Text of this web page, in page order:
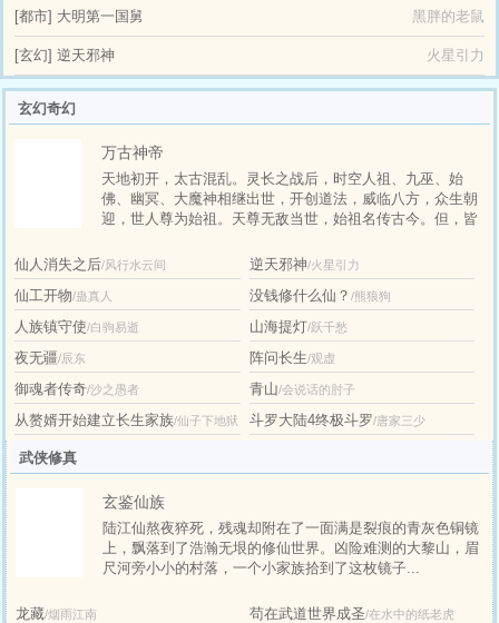
[都市] 大明第一国舅 黑胖的老鼠
[玄幻] 逆天邪神 火星引力
玄幻奇幻
万古神帝
天地初开，太古混乱。灵长之战后，时空人祖、九巫、始
佛、幽冥、大魔神相继出世，开创道法，威临八方，众生朝
迎，世人尊为始祖。天尊无敌当世，始祖名传古今。但，皆
凡，在这一条满是英才、妖魔、美人的长生路上，走出一个
崭新的大世。
仙人消失之后/风行水云间 逆天邪神/火星引力
仙工开物/蛊真人 没钱修什么仙？ /熊狼狗
人族镇守使/白驹易逝 山海提灯/跃千愁
夜无疆/辰东 阵问长生/观虚
御魂者传奇/沙之愚者 青山/会说话的肘子
从赘婿开始建立长生家族/仙子下地狱 斗罗大陆4终极斗罗/唐家三少
武侠修真
玄鉴仙族
陆江仙熬夜猝死，残魂却附在了一面满是裂痕的青灰色铜镜
上，飘落到了浩瀚无垠的修仙世界。凶险难测的大黎山，眉
尺河旁小小的村落，一个小家族拾到了这枚镜子...
龙藏/烟雨江南 苟在武道世界成圣/在水中的纸老虎